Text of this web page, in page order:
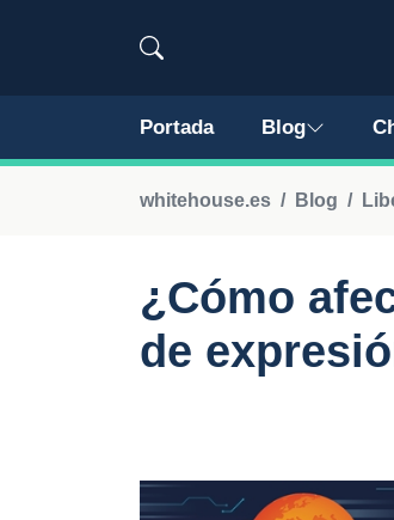
Portada Blog
whitehouse.es Blog
¿Cómo
de